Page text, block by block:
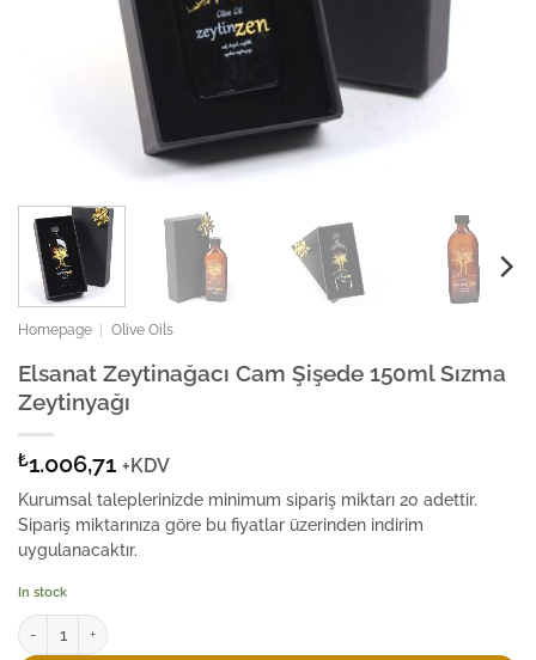
Homepage Olive Oils
Elsanat Zeytinağacı Cam Şişede 150ml Sızma
Zeytinyağı
₺1.006,71 +KDV
Kurumsal taleplerinizde minimum sipariş miktarı 20 adettir.
Sipariş miktarınıza göre bu fiyatlar üzerinden indirim
uygulanacaktır.
In stock
Elsanat Zeytinağacı Cam Şişede 150ml Sızma Zeytinyağı quantity